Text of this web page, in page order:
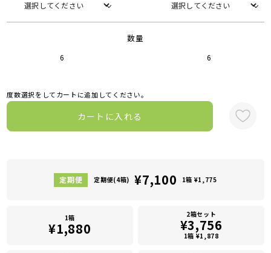
数量
6 6
度数選択をしてカートに追加してください。
カートに入れる
定期便(4箱) ¥7,100 1箱 ¥1,775
1箱
¥1,880
2箱セット
¥3,756
1箱 ¥1,878